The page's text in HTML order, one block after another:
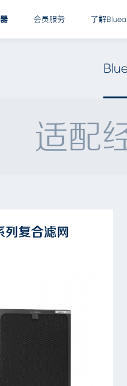
会员服务 了解
适配
复合滤网